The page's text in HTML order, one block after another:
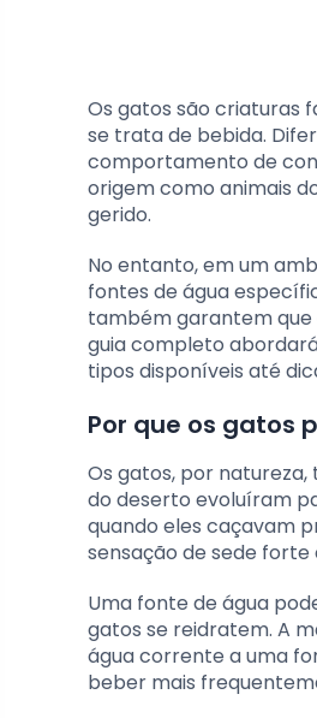
Os gatos são criaturas
se trata de bebida.
comportamento de
origem como animais
gerido.
No entanto, em um
fontes de água
também garantem que
guia completo
tipos disponíveis até
Por que os gatos
Os gatos, por
do deserto evoluíram
quando eles caçavam
sensação de sede
Uma fonte de água
gatos se reidratem. A
água corrente a uma
beber mais